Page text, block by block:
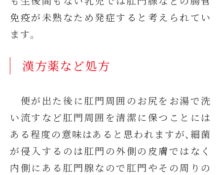
免疫が未熟なため発症すると考えられてい
ます。
漢方薬など処方
便が出た後に肛門周囲のお尻をお湯で洗
い流すなど肛門周囲を清潔に保つことには
ある程度の意味はあると思われますが、細菌
が侵入するのは肛門の外側の皮膚ではなく
内側にある肛門腺なので肛門やその周りの